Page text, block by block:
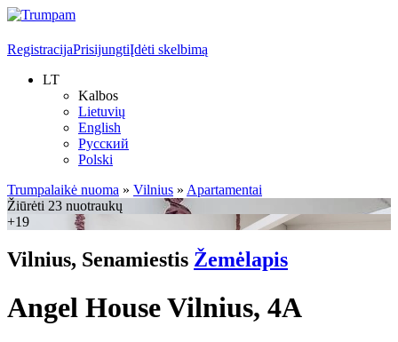
RegistracijaPrisijungtiĮdėti skelbimą
LT
Kalbos
Lietuvių
English
Русский
Polski
Trumpalaikė nuoma » Vilnius » Apartamentai
Žiūrėti 23 nuotraukų
+19
Vilnius, Senamiestis Žemėlapis
Angel House Vilnius, 4A